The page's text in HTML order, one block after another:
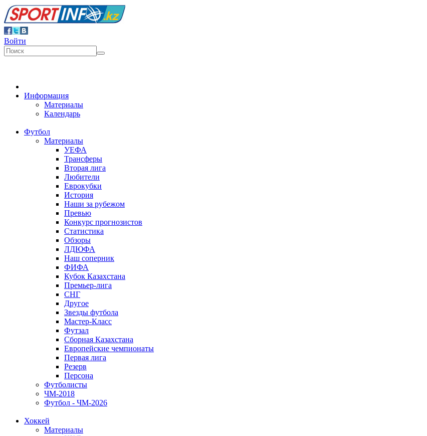
Войти
Информация
Материалы
Календарь
Футбол
Материалы
УЕФА
Трансферы
Вторая лига
Любители
Еврокубки
История
Наши за рубежом
Превью
Конкурс прогнозистов
Статистика
Обзоры
ЛДЮФА
Наш соперник
ФИФА
Кубок Казахстана
Премьер-лига
СНГ
Другое
Звезды футбола
Мастер-Класс
Футзал
Сборная Казахстана
Европейские чемпионаты
Первая лига
Резерв
Персона
Футболисты
ЧМ-2018
Футбол - ЧМ-2026
Хоккей
Материалы